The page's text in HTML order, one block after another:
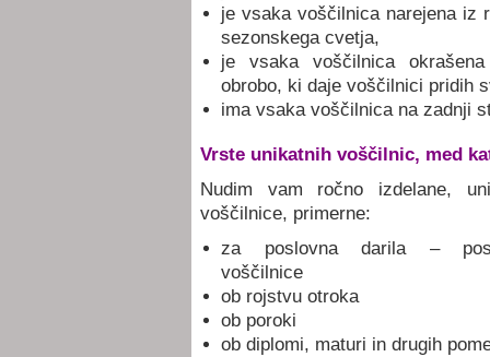
je vsaka voščilnica narejena iz
sezonskega cvetja,
je vsaka voščilnica
obrobo, ki daje voščilnici pridih
ima vsaka voščilnica na zadnji
Vrste unikatnih voščilnic, med
Nudim vam ročno izdelane,
voščilnice, primerne:
za poslovna darila –
voščilnice
ob rojstvu otroka
ob poroki
ob diplomi, maturi in drugih